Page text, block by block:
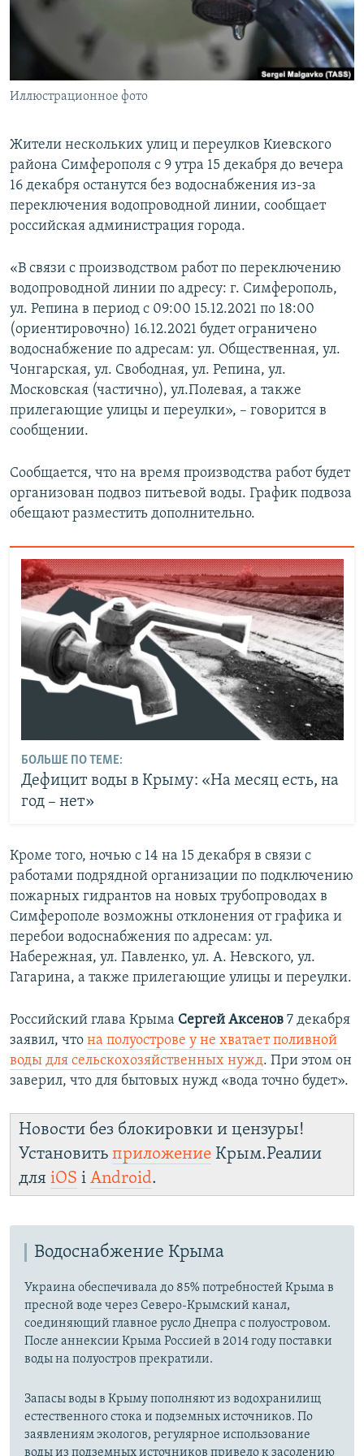
КРЫМ.НЕПОКОРЕННЫЙ
УКРАИНСКАЯ ПРОБЛЕМА КРЫМА
Иллюстрационное фото
Жители нескольких улиц и переулков Киевского
района Симферополя с 9 утра 15 декабря до вечера
16 декабря останутся без водоснабжения из-за
переключения водопроводной линии, сообщает
российская администрация города.
«В связи с производством работ по переключению
водопроводной линии по адресу: г. Симферополь,
ул. Репина в период c 09:00 15.12.2021 по 18:00
(ориентировочно) 16.12.2021 будет ограничено
водоснабжение по адресам: ул. Общественная, ул.
Чонгарская, ул. Свободная, ул. Репина, ул.
Московская (частично), ул.Полевая, а также
прилегающие улицы и переулки», – говорится в
сообщении.
Сообщается, что на время производства работ будет
организован подвоз питьевой воды. График подвоза
обещают разместить дополнительно.
БОЛЬШЕ ПО ТЕМЕ:
Дефицит воды в Крыму: «На месяц есть, на
год – нет»
Кроме того, ночью с 14 на 15 декабря в связи с
работами подрядной организации по подключению
пожарных гидрантов на новых трубопроводах в
Симферополе возможны отклонения от графика и
перебои водоснабжения по адресам: ул.
Набережная, ул. Павленко, ул. А. Невского, ул.
Гагарина, а также прилегающие улицы и переулки.
Российский глава Крыма Сергей Аксенов 7 декабря
заявил, что на полуострове у не хватает поливной
воды для сельскохозяйственных нужд. При этом он
заверил, что для бытовых нужд «вода точно будет».
Новости без блокировки и цензуры!
Установить приложение Крым.Реалии
для iOS і Android.
Водоснабжение Крыма
Украина обеспечивала до 85% потребностей Крыма в
пресной воде через Северо-Крымский канал,
соединяющий главное русло Днепра с полуостровом.
После аннексии Крыма Россией в 2014 году поставки
воды на полуостров прекратили.
Запасы воды в Крыму пополняют из водохранилищ
естественного стока и подземных источников. По
заявлениям экологов, регулярное использование
воды из подземных источников привело к засолению